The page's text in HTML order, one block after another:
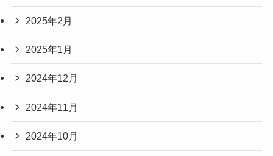
2025年2月
2025年1月
2024年12月
2024年11月
2024年10月